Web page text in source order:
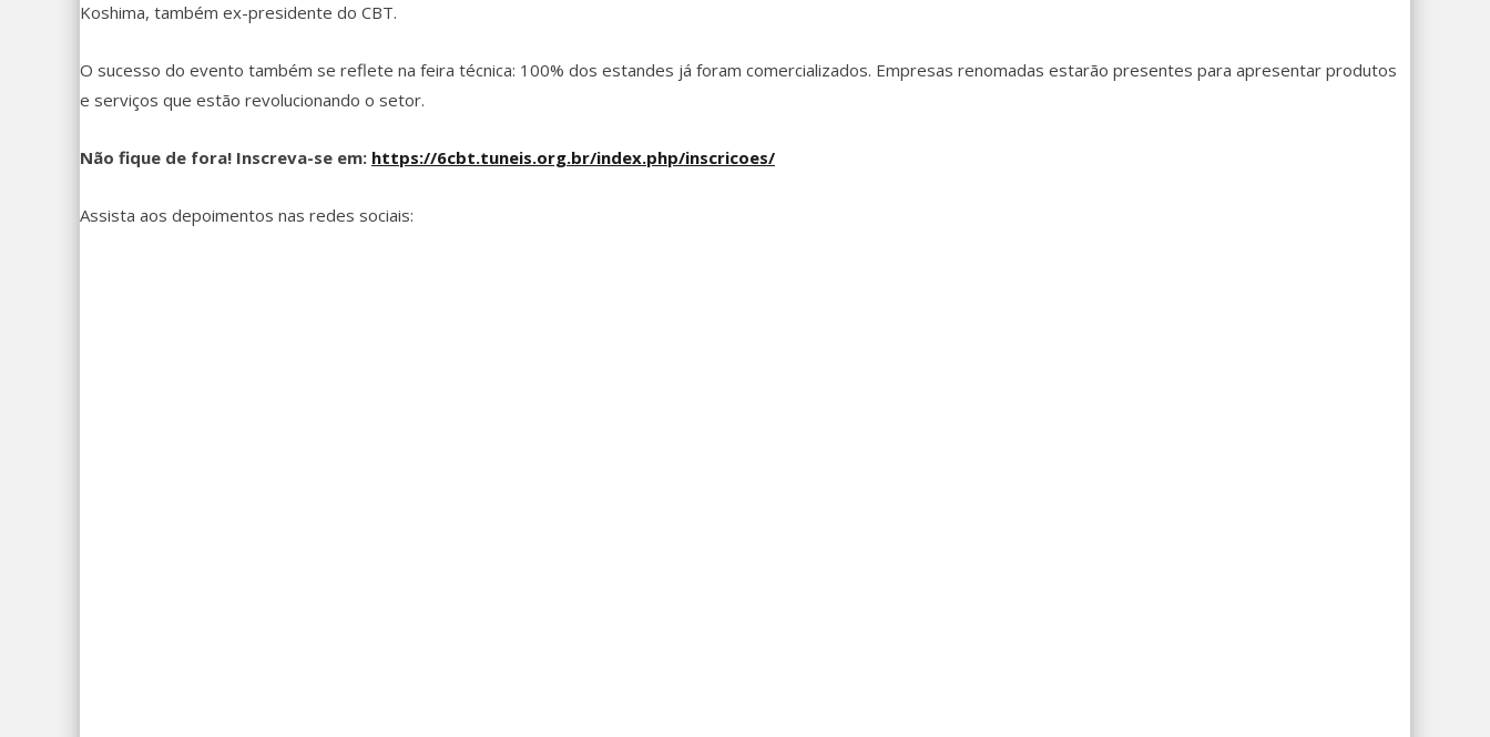
Koshima, também ex-presidente do CBT.
O sucesso do evento também se reflete na feira técnica: 100% dos estandes já foram comercializados. Empresas renomadas estarão presentes para apresentar produtos
e serviços que estão revolucionando o setor.
Não fique de fora! Inscreva-se em: https://6cbt.tuneis.org.br/index.php/inscricoes/
Assista aos depoimentos nas redes sociais: